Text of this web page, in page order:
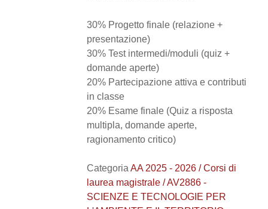
30% Progetto finale (relazione +
presentazione)
30% Test intermedi/moduli (quiz +
domande aperte)
20% Partecipazione attiva e contributi
in classe
20% Esame finale (Quiz a risposta
multipla, domande aperte,
ragionamento critico)
Categoria AA 2025 - 2026 / Corsi di
laurea magistrale / AV2886 -
SCIENZE E TECNOLOGIE PER